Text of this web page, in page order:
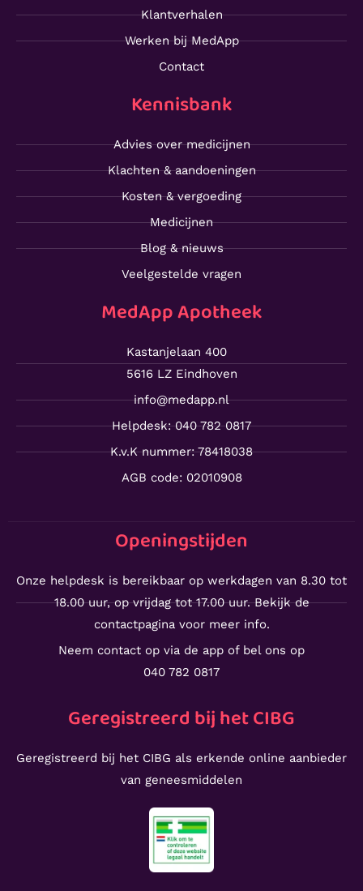
Klantverhalen
Werken bij MedApp
Contact
Kennisbank
Advies over medicijnen
Klachten & aandoeningen
Kosten & vergoeding
Medicijnen
Blog & nieuws
Veelgestelde vragen
MedApp Apotheek
Kastanjelaan 400
5616 LZ Eindhoven
info@medapp.nl
Helpdesk: 040 782 0817
K.v.K nummer: 78418038
AGB code: 02010908
Openingstijden
Onze helpdesk is bereikbaar op werkdagen van 8.30 tot
18.00 uur, op vrijdag tot 17.00 uur. Bekijk de
contactpagina voor meer info.
Neem contact op via de app of bel ons op
040 782 0817
Geregistreerd bij het CIBG
Geregistreerd bij het CIBG als erkende online aanbieder
van geneesmiddelen